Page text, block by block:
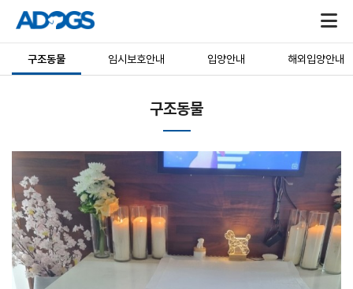
구조동물 임시보호안내 입양안내 해외입양안내
구조동물